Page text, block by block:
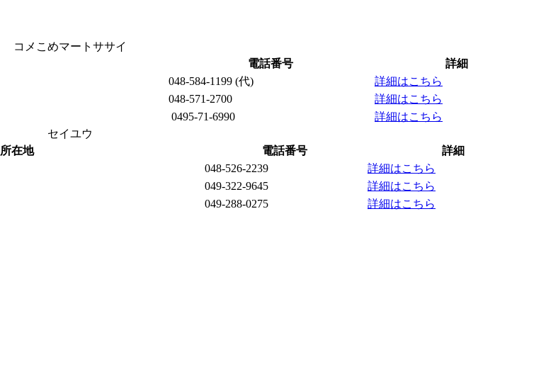
コメこめマートササイ
電話番号
詳細
048-584-1199 (代)
詳細はこちら
048-571-2700
詳細はこちら
0495-71-6990
詳細はこちら
セイユウ
所在地 電話番号
詳細
048-526-2239
詳細はこちら
049-322-9645
詳細はこちら
049-288-0275
詳細はこちら